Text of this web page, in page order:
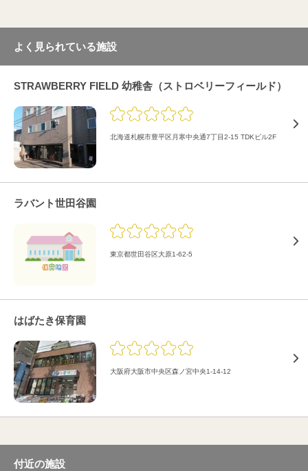
よく見られている施設
STRAWBERRY FIELD 幼稚舎（ストロベリーフィールド）
北海道札幌市豊平区月寒中央通7丁目2-15 TDKビル2F
ラバント世田谷園
東京都世田谷区大原1-62-5
はばたき保育園
大阪府大阪市中央区森ノ宮中央1-14-12
付近の施設